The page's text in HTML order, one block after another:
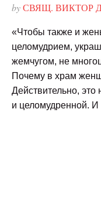
byСВЯЩ. ВИКТОР
«Чтобы также и
целомудрием,
жемчугом, не
Почему в храм
Действительно,
и целомудренной.